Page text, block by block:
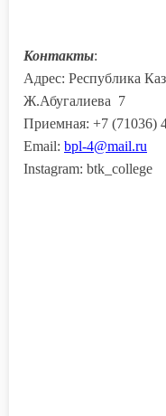
Контакты:
Адрес: Республика
Ж.Абугалиева 7
Приемная: +7 (71036)
Email: bpl-4@mail.ru
Instagram: btk_college